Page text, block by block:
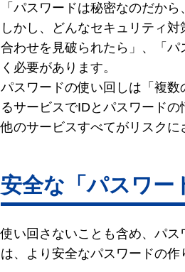
「パスワードは秘密なのだか
しかし、どんなセキュリティ
合わせを見破られたら」、「
く必要があります。
パスワードの使い回しは「複
るサービスでIDとパスワード
他のサービスすべてがリスクに
安全な「パスワー
使い回さないことも含め、パ
は、より安全なパスワードの作